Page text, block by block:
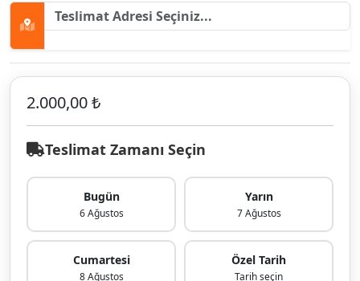
2.000,00 ₺
Teslimat Zamanı Seçin
Bugün
6 Ağustos
Yarın
7 Ağustos
Cumartesi
8 Ağustos
Özel Tarih
Tarih seçin